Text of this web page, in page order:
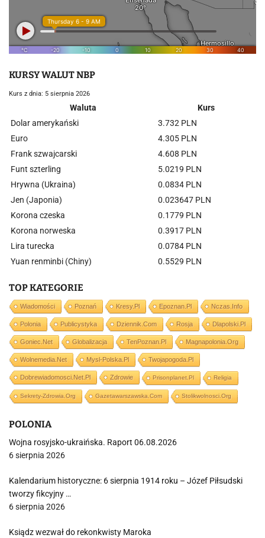
KURSY WALUT NBP
Kurs z dnia: 5 sierpnia 2026
Waluta
Kurs
Dolar amerykański
3.732 PLN
Euro
4.305 PLN
Frank szwajcarski
4.608 PLN
Funt szterling
5.0219 PLN
Hrywna (Ukraina)
0.0834 PLN
Jen (Japonia)
0.023647 PLN
Korona czeska
0.1779 PLN
Korona norweska
0.3917 PLN
Lira turecka
0.0784 PLN
Yuan renminbi (Chiny)
0.5529 PLN
TOP KATEGORIE
Wiadomości Poznań Kresy.pl Epoznan.pl Nczas.info
Polonia Publicystyka Dziennik.com Rosja Dlapolski.pl
Goniec.net Globalizacja TenPoznan.pl Magnapolonia.org
Wolnemedia.net Mysl-Polska.pl Twojapogoda.pl
Dobrewiadomosci.net.pl Zdrowie Prisonplanet.pl Religia
Sekrety-Zdrowia.org Gazetawarszawska.com Stolikwolnosci.org
POLONIA
Wojna rosyjsko-ukraińska. Raport 06.08.2026
6 sierpnia 2026
Kalendarium historyczne: 6 sierpnia 1914 roku – Józef Piłsudski
tworzy fikcyjny …
6 sierpnia 2026
Ksiądz wezwał do rekonkwisty Maroka